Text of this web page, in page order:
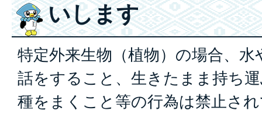
いします
特定外来生物（植物）の場合、
話をすること、生きたまま持ち
種をまくこと等の行為は禁止さ